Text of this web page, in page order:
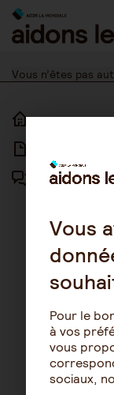
Skip
content
Vous n’êtes pas
ACCUEIL
FORUM
Vous
Pour le
à vos
vous
sociaux,